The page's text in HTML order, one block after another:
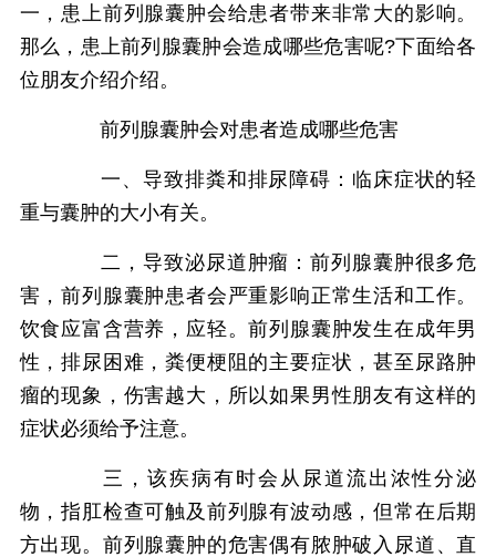
一，患上前列腺囊肿会给患者带来非常大的影响。
那么，患上前列腺囊肿会造成哪些危害呢?下面给各
位朋友介绍介绍。
前列腺囊肿会对患者造成哪些危害
一、导致排粪和排尿障碍：临床症状的轻
重与囊肿的大小有关。
二，导致泌尿道肿瘤：前列腺囊肿很多危
害，前列腺囊肿患者会严重影响正常生活和工作。
饮食应富含营养，应轻。前列腺囊肿发生在成年男
性，排尿困难，粪便梗阻的主要症状，甚至尿路肿
瘤的现象，伤害越大，所以如果男性朋友有这样的
症状必须给予注意。
三，该疾病有时会从尿道流出浓性分泌
物，指肛检查可触及前列腺有波动感，但常在后期
方出现。前列腺囊肿的危害偶有脓肿破入尿道、直